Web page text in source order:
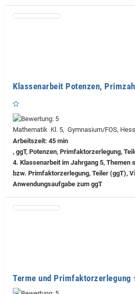
Klassenarbeit Potenzen,
Mathematik Kl. 5, Gymnasium/FOS,
Arbeitszeit: 45 min
, ggT, Potenzen, Primfaktorzerlegung,
4. Klassenarbeit im Jahrgang 5, Themen
bzw. Primfaktorzerlegung, Teiler (ggT),
Anwendungsaufgabe zum ggT
Terme und Primfaktorzerlegung